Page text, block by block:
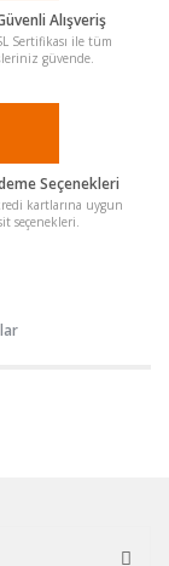
Alışveriş
Sertifikası ile tüm
güvende.
Seçenekleri
kartlarına uygun
seçenekleri.